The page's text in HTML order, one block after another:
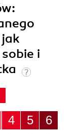
jak
i
6
5
4